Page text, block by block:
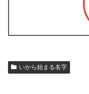
いから始まる名字